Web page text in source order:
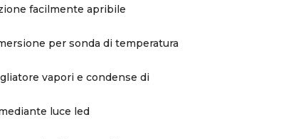
facilmente apribile
per sonda di temperatura
vapori e condense di
luce led